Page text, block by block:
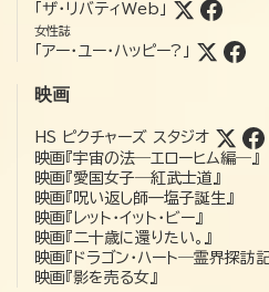
「ザ・リバティWeb」
女性誌
「アー・ユー・ハッピー?」
映画
HS ピクチャーズ スタジオ
映画『宇宙の法―エローヒム編―』
映画『愛国女子―紅武士道』
映画『呪い返し師—塩子誕生』
映画『レット・イット・ビー』
映画『二十歳に還りたい。』
映画『ドラゴン・ハート―霊界探訪
映画『影を売る女』